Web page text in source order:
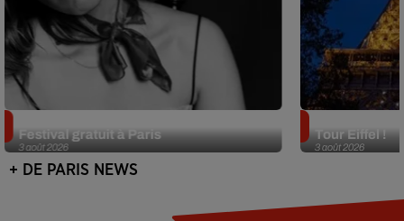
3 août 2026
Festival gratuit à Paris
3 août 2026
Tour Eiffel !
+ DE PARIS NEWS